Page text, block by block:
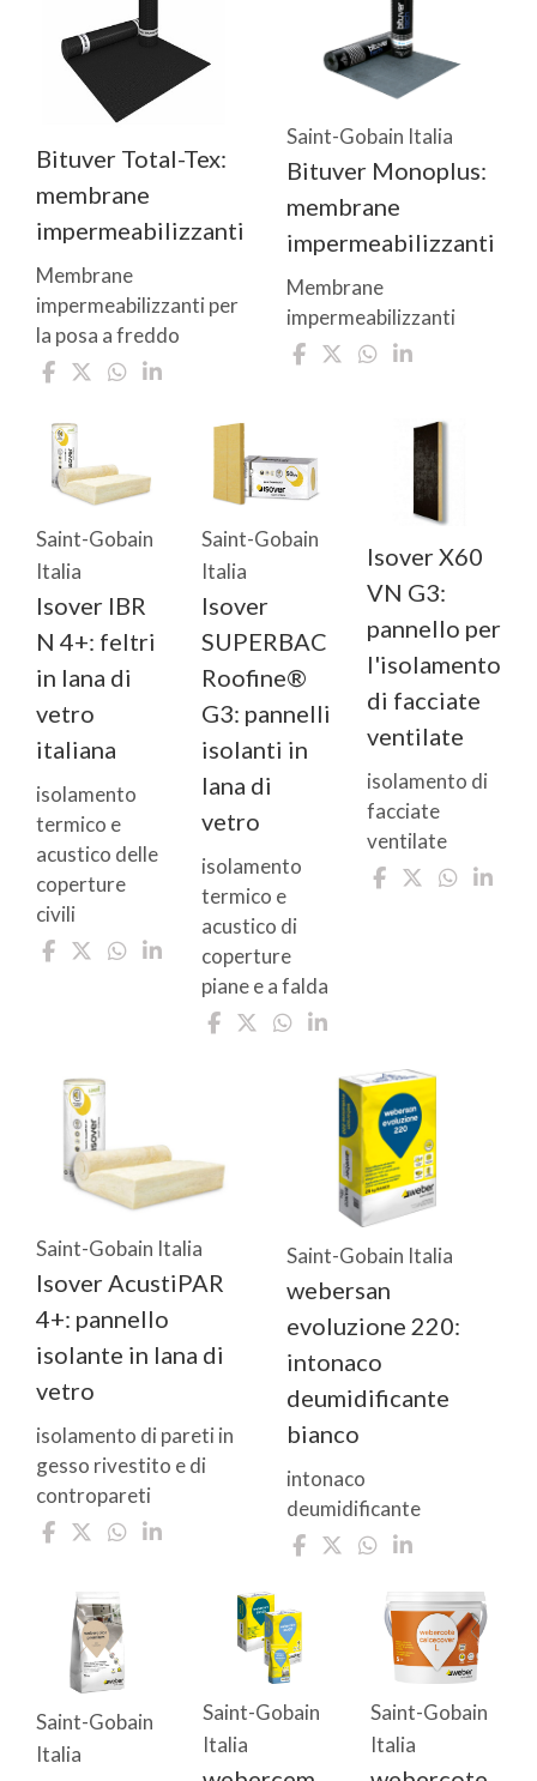
Bituver Total-Tex:
membrane
impermeabilizzanti
Membrane
impermeabilizzanti per
la posa a freddo
Saint-Gobain Italia
Bituver Monoplus:
membrane
impermeabilizzanti
Membrane
impermeabilizzanti
Saint-Gobain
Italia
Isover IBR
N 4+: feltri
in lana di
vetro
italiana
isolamento
termico e
acustico delle
coperture
civili
Saint-Gobain
Italia
Isover
SUPERBAC
Roofine®
G3: pannelli
isolanti in
lana di
vetro
isolamento
termico e
acustico di
coperture
piane e a falda
Isover X60
VN G3:
pannello per
l'isolamento
di facciate
ventilate
isolamento di
facciate
ventilate
Saint-Gobain Italia
Isover AcustiPAR
4+: pannello
isolante in lana di
vetro
isolamento di pareti in
gesso rivestito e di
contropareti
Saint-Gobain Italia
webersan
evoluzione 220:
intonaco
deumidificante
bianco
intonaco
deumidificante
Saint-Gobain
Italia
Saint-Gobain
Italia
Saint-Gobain
Italia